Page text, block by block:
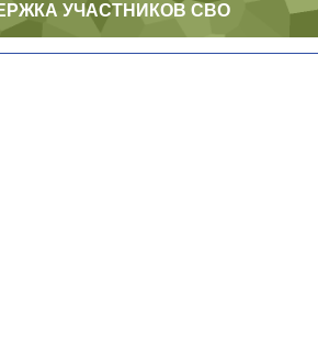
УЧАСТНИКОВ СВО